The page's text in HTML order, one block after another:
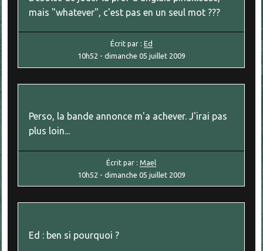
mais "whatever", c'est pas en un seul mot ???
Écrit par : Ed
10h52 - dimanche 05 juillet 2009
Perso, la bande annonce m'a achever. J'irai pas
plus loin...
Écrit par :Mael
10h52 - dimanche 05 juillet 2009
Ed : ben si pourquoi ?